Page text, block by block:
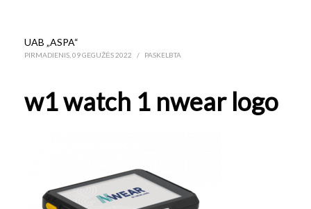
UAB „ASPA“
PIRMADIENIS, 09 GEGUŽĖS 2022 / PASKELBTA
w1 watch 1 nwear logo